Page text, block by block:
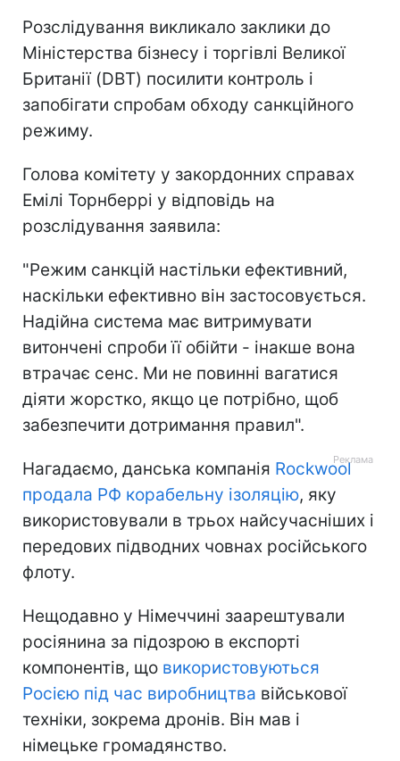
Розслідування викликало заклики до
Міністерства бізнесу і торгівлі Великої
Британії (DBT) посилити контроль і
запобігати спробам обходу санкційного
режиму.
Голова комітету у закордонних справах
Емілі Торнберрі у відповідь на
розслідування заявила:
"Режим санкцій настільки ефективний,
наскільки ефективно він застосовується.
Надійна система має витримувати
витончені спроби її обійти - інакше вона
втрачає сенс. Ми не повинні вагатися
діяти жорстко, якщо це потрібно, щоб
забезпечити дотримання правил".
Нагадаємо, данська компанія Rockwool
продала РФ корабельну ізоляцію, яку
використовували в трьох найсучасніших і
передових підводних човнах російського
флоту.
Нещодавно у Німеччині заарештували
росіянина за підозрою в експорті
компонентів, що використовуються
Росією під час виробництва військової
техніки, зокрема дронів. Він мав і
німецьке громадянство.